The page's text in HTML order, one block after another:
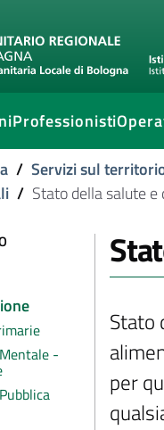
Professionisti
/ Servizi sul
/ Stato della salute
-
Stato
per